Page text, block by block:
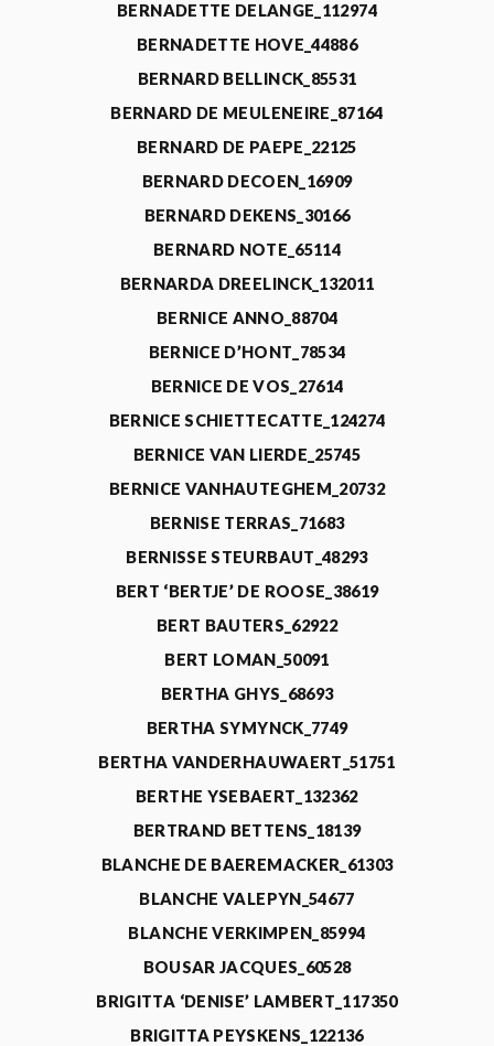
BERNADETTE DELANGE_112974
BERNADETTE HOVE_44886
BERNARD BELLINCK_85531
BERNARD DE MEULENEIRE_87164
BERNARD DE PAEPE_22125
BERNARD DECOEN_16909
BERNARD DEKENS_30166
BERNARD NOTE_65114
BERNARDA DREELINCK_132011
BERNICE ANNO_88704
BERNICE D’HONT_78534
BERNICE DE VOS_27614
BERNICE SCHIETTECATTE_124274
BERNICE VAN LIERDE_25745
BERNICE VANHAUTEGHEM_20732
BERNISE TERRAS_71683
BERNISSE STEURBAUT_48293
BERT ‘BERTJE’ DE ROOSE_38619
BERT BAUTERS_62922
BERT LOMAN_50091
BERTHA GHYS_68693
BERTHA SYMYNCK_7749
BERTHA VANDERHAUWAERT_51751
BERTHE YSEBAERT_132362
BERTRAND BETTENS_18139
BLANCHE DE BAEREMACKER_61303
BLANCHE VALEPYN_54677
BLANCHE VERKIMPEN_85994
BOUSAR JACQUES_60528
BRIGITTA ‘DENISE’ LAMBERT_117350
BRIGITTA PEYSKENS_122136